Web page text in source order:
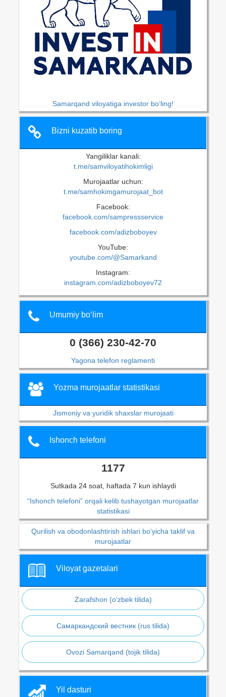
Samarqand viloyatiga investor bo‘ling!
Bizni kuzatib boring
Yangiliklar kanali:
t.me/samviloyatihokimligi
Murojaatlar uchun:
t.me/samhokimgamurojaat_bot
Facebook:
facebook.com/sampressservice
facebook.com/adizboboyev
YouTube:
youtube.com/@Samarkand
Instagram:
instagram.com/adizboboyev72
Umumiy bo‘lim
0 (366) 230-42-70
Yagona telefon reglamenti
Yozma murojaatlar statistikasi
Jismoniy va yuridik shaxslar murojaati
Ishonch telefoni
1177
Sutkada 24 soat, haftada 7 kun ishlaydi
“Ishonch telefoni” orqali kelib tushayotgan murojaatlar
statistikasi
Qurilish va obodonlashtirish ishlari bo‘yicha taklif va
murojaatlar
Viloyat gazetalari
Zarafshon (o‘zbek tilida)
Самаркандский вестник (rus tilida)
Ovozi Samarqand (tojik tilida)
Yil dasturi